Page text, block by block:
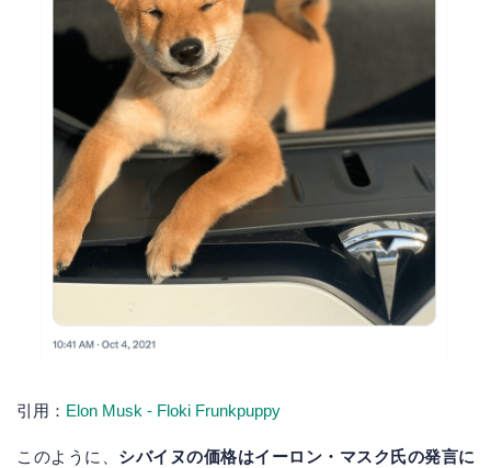
引用： Elon Musk - Floki Frunkpuppy
このように、 シバイヌの価格はイーロン・マスク氏の発言に